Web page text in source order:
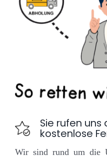
Online
Sie rufen uns
kostenlose
Wir sind rund um die